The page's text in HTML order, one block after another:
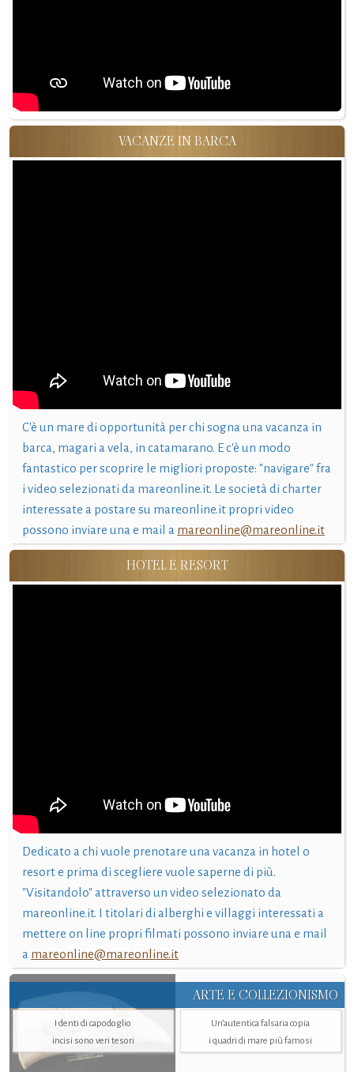
VACANZE IN BARCA
C'è un mare di opportunità per chi sogna una vacanza in
barca, magari a vela, in catamarano. E c'è un modo
fantastico per scoprire le migliori proposte: "navigare" fra
i video selezionati da mareonline.it. Le società di charter
interessate a postare su mareonline.it propri video
possono inviare una e mail a mareonline@mareonline.it
HOTEL E RESORT
Dedicato a chi vuole prenotare una vacanza in hotel o
resort e prima di scegliere vuole saperne di più.
"Visitandolo" attraverso un video selezionato da
mareonline.it. I titolari di alberghi e villaggi interessati a
mettere on line propri filmati possono inviare una e mail
a mareonline@mareonline.it
ARTE E COLLEZIONISMO
I denti di capodoglio
incisi sono veri tesori
Un’autentica falsaria copia
i quadri di mare più famosi